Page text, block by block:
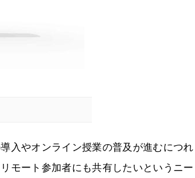
入やオンライン授業の普及が進むにつれ
モート参加者にも共有したいというニー